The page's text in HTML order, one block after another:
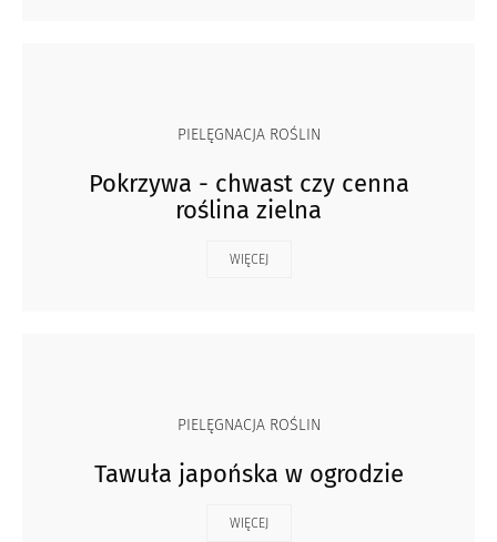
PIELĘGNACJA ROŚLIN
Pokrzywa - chwast czy cenna
roślina zielna
WIĘCEJ
PIELĘGNACJA ROŚLIN
Tawuła japońska w ogrodzie
WIĘCEJ